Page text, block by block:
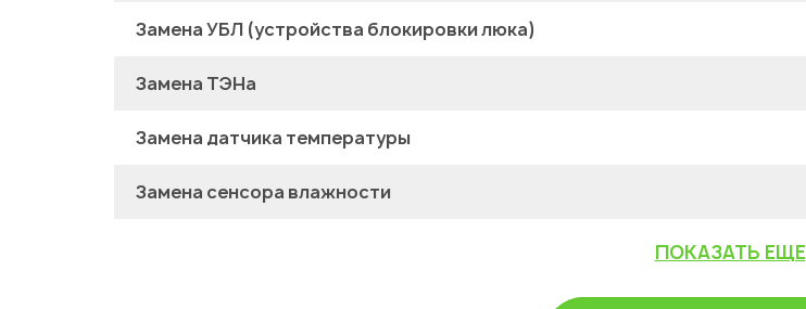
Замена УБЛ (устройства блокировки люка)
Замена ТЭНа
Замена датчика температуры
Замена сенсора влажности
ПОКАЗАТЬ ЕЩЕ